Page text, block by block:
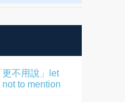
不用說」let
to mention